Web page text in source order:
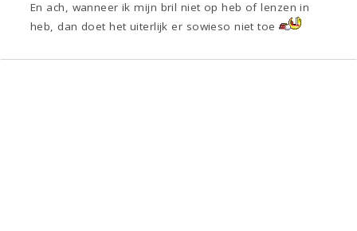
En ach, wanneer ik mijn bril niet op heb of lenzen in
heb, dan doet het uiterlijk er sowieso niet toe